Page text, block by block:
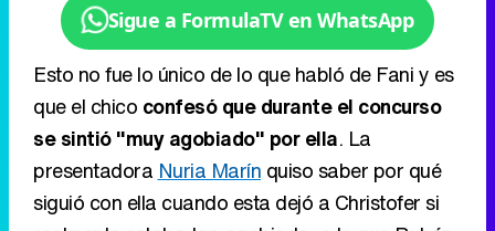
Sigue a FormulaTV en WhatsApp
Esto no fue lo único de lo que habló de Fani y es
que el chico confesó que durante el concurso
se sintió "muy agobiado" por ella. La
presentadora Nuria Marín quiso saber por qué
siguió con ella cuando esta dejó a Christofer si